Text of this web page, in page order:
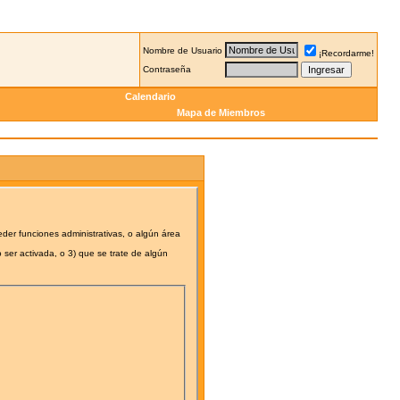
Nombre de Usuario
¡Recordarme!
Contraseña
Calendario
Mapa de Miembros
funciones administrativas, o algún área
activada, o 3) que se trate de algún